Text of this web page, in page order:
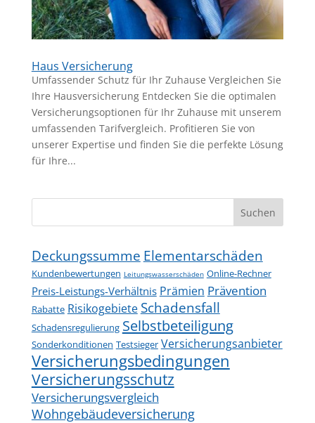
Haus Versicherung
Umfassender Schutz für Ihr Zuhause Vergleichen Sie
Ihre Hausversicherung Entdecken Sie die optimalen
Versicherungsoptionen für Ihr Zuhause mit unserem
umfassenden Tarifvergleich. Profitieren Sie von
unserer Expertise und finden Sie die perfekte Lösung
für Ihre...
Suchen
Deckungssumme Elementarschäden
Kundenbewertungen Leitungswasserschäden Online-Rechner
Preis-Leistungs-Verhältnis Prämien Prävention
Rabatte Risikogebiete Schadensfall
Schadensregulierung Selbstbeteiligung
Sonderkonditionen Testsieger Versicherungsanbieter
Versicherungsbedingungen
Versicherungsschutz
Versicherungsvergleich
Wohngebäudeversicherung